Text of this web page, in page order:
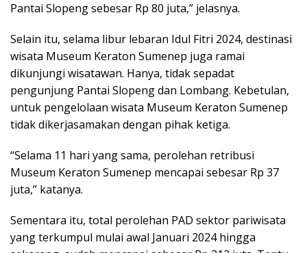
Pantai Slopeng sebesar Rp 80 juta,” jelasnya.
Selain itu, selama libur lebaran Idul Fitri 2024, destinasi
wisata Museum Keraton Sumenep juga ramai
dikunjungi wisatawan. Hanya, tidak sepadat
pengunjung Pantai Slopeng dan Lombang. Kebetulan,
untuk pengelolaan wisata Museum Keraton Sumenep
tidak dikerjasamakan dengan pihak ketiga.
“Selama 11 hari yang sama, perolehan retribusi
Museum Keraton Sumenep mencapai sebesar Rp 37
juta,” katanya.
Sementara itu, total perolehan PAD sektor pariwisata
yang terkumpul mulai awal Januari 2024 hingga